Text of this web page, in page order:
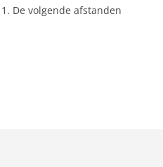
De volgende afstanden